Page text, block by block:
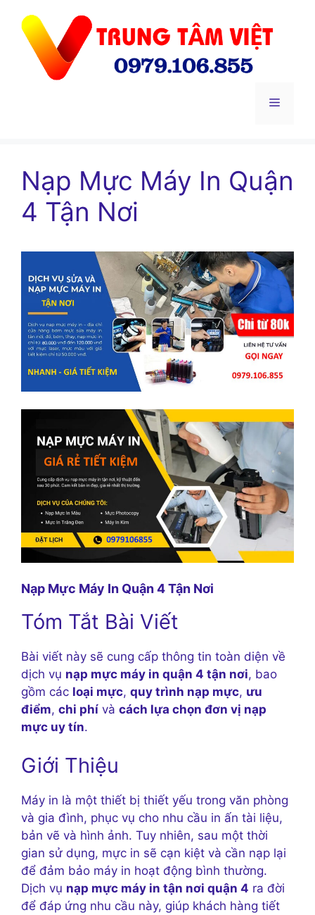
Menu
Nạp Mực Máy In Quận
4 Tận Nơi
Nạp Mực Máy In Quận 4 Tận Nơi
Tóm Tắt Bài Viết
Bài viết này sẽ cung cấp thông tin toàn diện về
dịch vụ nạp mực máy in quận 4 tận nơi, bao
gồm các loại mực, quy trình nạp mực, ưu
điểm, chi phí và cách lựa chọn đơn vị nạp
mực uy tín.
Giới Thiệu
Máy in là một thiết bị thiết yếu trong văn phòng
và gia đình, phục vụ cho nhu cầu in ấn tài liệu,
bản vẽ và hình ảnh. Tuy nhiên, sau một thời
gian sử dụng, mực in sẽ cạn kiệt và cần nạp lại
để đảm bảo máy in hoạt động bình thường.
Dịch vụ nạp mực máy in tận nơi quận 4 ra đời
để đáp ứng nhu cầu này, giúp khách hàng tiết